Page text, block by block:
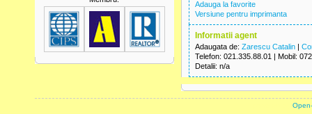
Adauga la favorite
Versiune pentru imprimanta
Informatii agent
Adaugata de: Zarescu Catalin |
Telefon: 021.335.88.01 | Mobil:
Detalii: n/a